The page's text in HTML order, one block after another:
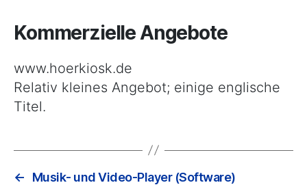
Kommerzielle Angebote
www.hoerkiosk.de
Relativ kleines Angebot; einige englische
Titel.
←
Musik- und Video-Player (Software)